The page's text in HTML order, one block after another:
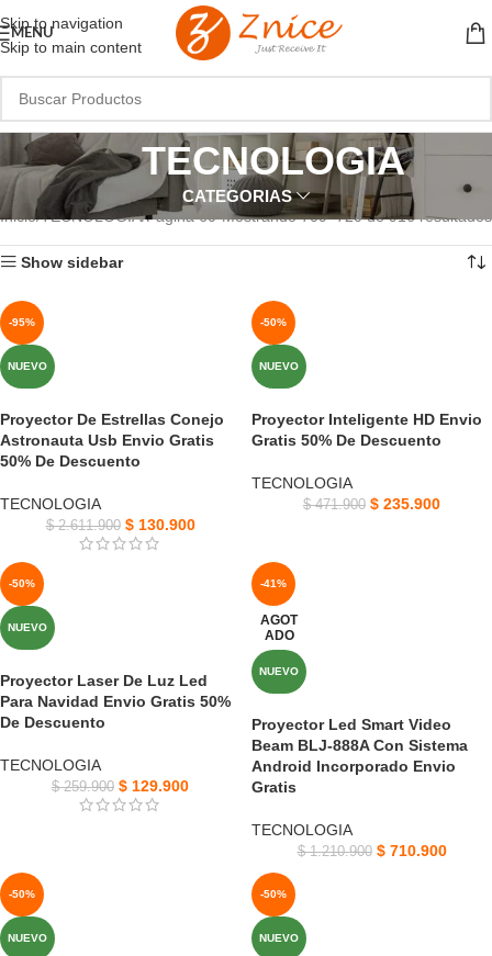
Skip to navigation
Skip to main content
MENU
TECNOLOGIA
CATEGORIAS
Inicio TECNOLOGIA Página 60 Mostrando 709–720 de 916 resultados
Show sidebar
-95%
NUEVO
Proyector De Estrellas Conejo
Astronauta Usb Envio Gratis
50% De Descuento
TECNOLOGIA
$2.611.900 $130.900
-50%
NUEVO
Proyector Inteligente HD Envio
Gratis 50% De Descuento
TECNOLOGIA
$471.900 $ 235.900
-50%
NUEVO
Proyector Laser De Luz Led
Para Navidad Envio Gratis 50%
De Descuento
TECNOLOGIA
$259.900 $ 129.900
-41%
AGOT
ADO
NUEVO
Proyector Led Smart Video
Beam BLJ-888A Con Sistema
Android Incorporado Envio
Gratis
TECNOLOGIA
$1.210.900 $710.900
-50%
NUEVO
-50%
NUEVO